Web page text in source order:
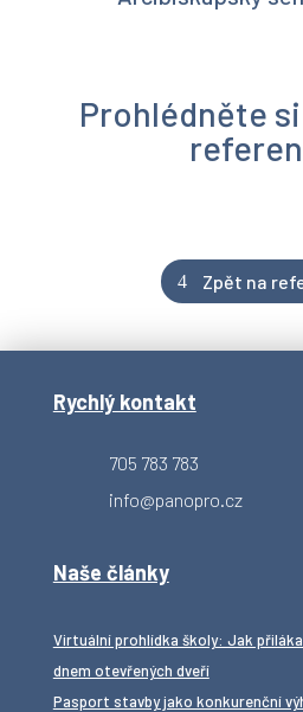
Prohlédněte
Zpět na
Rychlý kontakt
705 783 783
info@panopro.cz
Naše články
Virtuální prohlídka školy: Jak
dnem otevřených dveří
Pasport stavby jako konkurenční